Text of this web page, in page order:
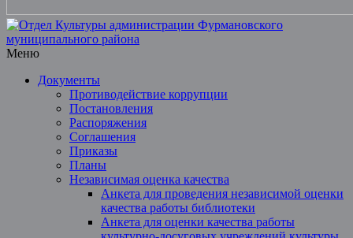
Фурмановского
муниципального
района
Муниципальное
учреждение
Меню
Документы
Противодействие коррупции
Постановления
Распоряжения
Соглашения
Приказы
Планы
Независимая оценка качества
Анкета для проведения независимой оценки
качества работы библиотеки
Анкета для оценки качества работы